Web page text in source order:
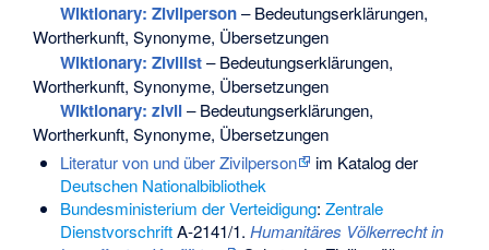
Wiktionary: Zivilperson– Bedeutungserklärungen,
Wortherkunft, Synonyme, Übersetzungen
Wiktionary: Zivilist– Bedeutungserklärungen,
Wortherkunft, Synonyme, Übersetzungen
Wiktionary: zivil– Bedeutungserklärungen,
Wortherkunft, Synonyme, Übersetzungen
Literatur von und über Zivilperson
im Katalog der
Deutschen Nationalbibliothek
Bundesministerium der Verteidigung: Zentrale
DienstvorschriftA-2141/1. Humanitäres Völkerrecht in